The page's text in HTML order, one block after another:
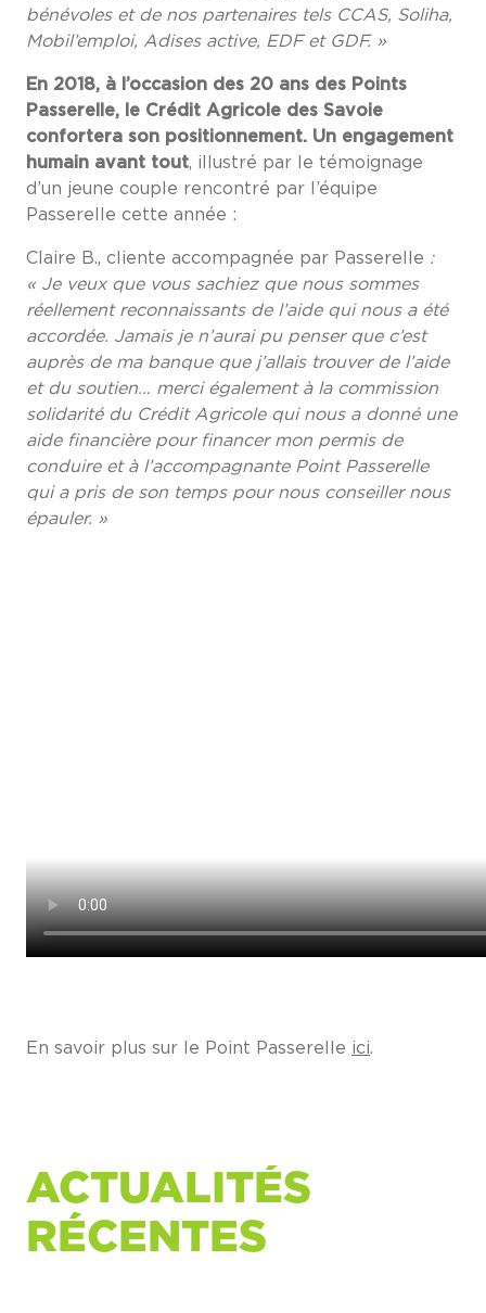
bénévoles et de nos partenaires tels CCAS, Soliha,
Mobil’emploi, Adises active, EDF et GDF. »
En 2018, à l’occasion des 20 ans des Points
Passerelle, le Crédit Agricole des Savoie
confortera son positionnement. Un engagement
humain avant tout, illustré par le témoignage
d’un jeune couple rencontré par l’équipe
Passerelle cette année :
Claire B., cliente accompagnée par Passerelle :
« Je veux que vous sachiez que nous sommes
réellement reconnaissants de l’aide qui nous a été
accordée. Jamais je n’aurai pu penser que c’est
auprès de ma banque que j’allais trouver de l’aide
et du soutien… merci également à la commission
solidarité du Crédit Agricole qui nous a donné une
aide financière pour financer mon permis de
conduire et à l’accompagnante Point Passerelle
qui a pris de son temps pour nous conseiller nous
épauler. »
En savoir plus sur le Point Passerelle ici.
ACTUALITÉS
RÉCENTES